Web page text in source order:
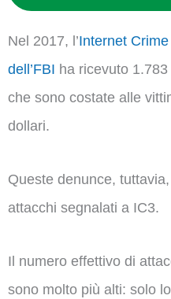
Nel 2017, l’Internet
dell’FBI ha ricevuto
che sono costate alle
dollari.
Queste denunce,
attacchi segnalati a IC3.
Il numero effettivo di
sono molto più alti: solo